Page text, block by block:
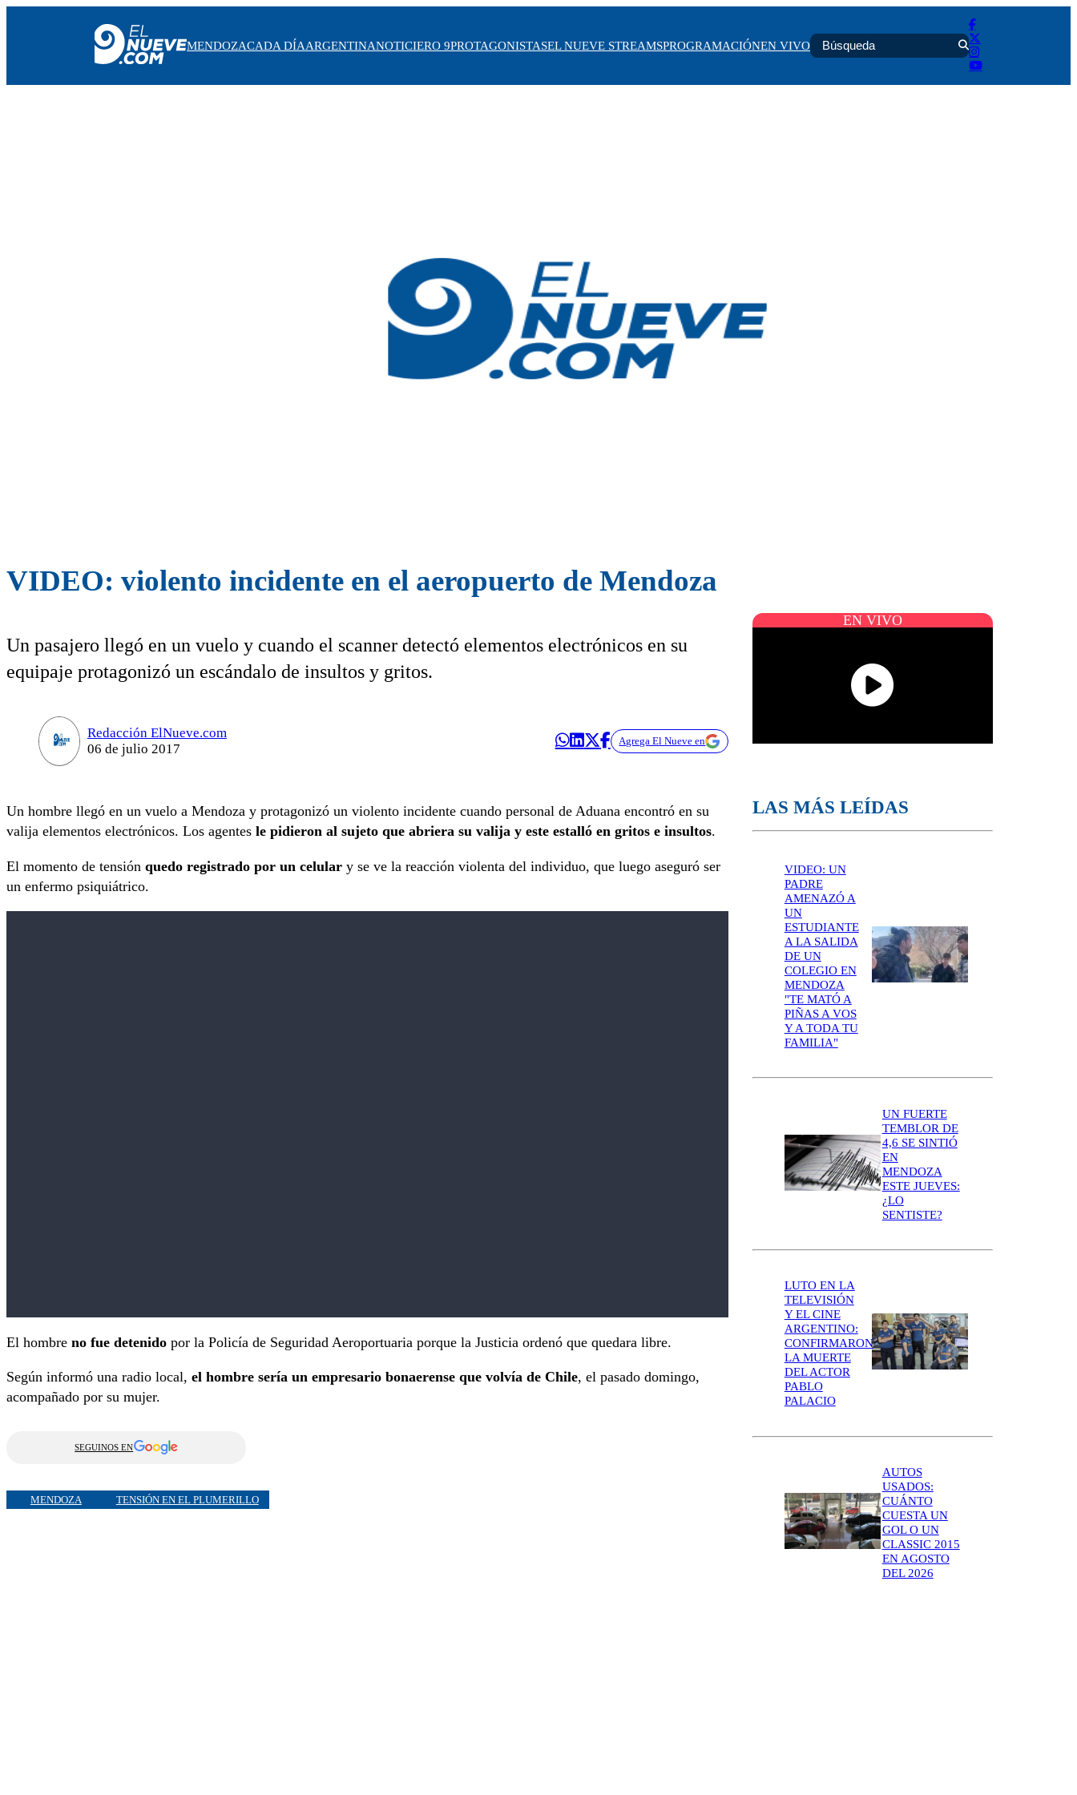
MENDOZACADA DÍAARGENTINANOTICIERO 9PROTAGONISTASEL NUEVE STREAMSPROGRAMACIÓNEN VIVO
VIDEO: violento incidente en el aeropuerto de Mendoza
Un pasajero llegó en un vuelo y cuando el scanner detectó elementos electrónicos en su
equipaje protagonizó un escándalo de insultos y gritos.
Redacción ElNueve.com
06 de julio 2017
Agrega El Nueve en
Un hombre llegó en un vuelo a Mendoza y protagonizó un violento incidente cuando personal de Aduana encontró en su
valija elementos electrónicos. Los agentes le pidieron al sujeto que abriera su valija y este estalló en gritos e insultos.
El momento de tensión quedo registrado por un celular y se ve la reacción violenta del individuo, que luego aseguró ser
un enfermo psiquiátrico.
El hombre no fue detenido por la Policía de Seguridad Aeroportuaria porque la Justicia ordenó que quedara libre.
Según informó una radio local, el hombre sería un empresario bonaerense que volvía de Chile, el pasado domingo,
acompañado por su mujer.
SEGUINOS EN
MENDOZA TENSIÓN EN EL PLUMERILLO
EN VIVO
LAS MÁS LEÍDAS
VIDEO: UN
PADRE
AMENAZÓ A
UN
ESTUDIANTE
A LA SALIDA
DE UN
COLEGIO EN
MENDOZA
"TE MATÓ A
PIÑAS A VOS
Y A TODA TU
FAMILIA"
UN FUERTE
TEMBLOR DE
4,6 SE SINTIÓ
EN
MENDOZA
ESTE JUEVES:
¿LO
SENTISTE?
LUTO EN LA
TELEVISIÓN
Y EL CINE
ARGENTINO:
CONFIRMARON
LA MUERTE
DEL ACTOR
PABLO
PALACIO
AUTOS
USADOS:
CUÁNTO
CUESTA UN
GOL O UN
CLASSIC 2015
EN AGOSTO
DEL 2026